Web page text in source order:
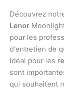
Découvrez
Lenor
pour les
d’entretien de
idéal pour les
sont
qui souhaitent